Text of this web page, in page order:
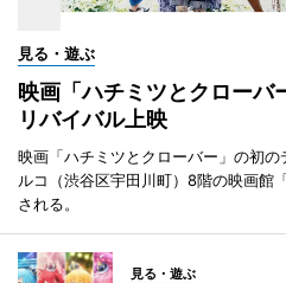
見る・遊ぶ
映画「ハチミツとクローバ
リバイバル上映
映画「ハチミツとクローバー」の初
ルコ（渋谷区宇田川町）8階の映画館
される。
見る・遊ぶ